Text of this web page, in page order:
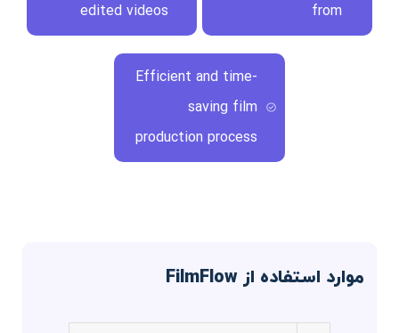
from
edited videos
Efficient and time-
saving film
production process
موارد استفاده از FilmFlow